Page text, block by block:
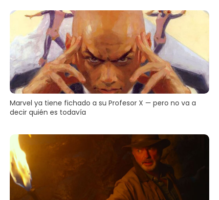
Marvel ya tiene fichado a su Profesor X — pero no va a
decir quién es todavía